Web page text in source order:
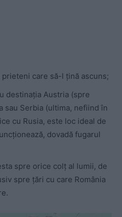
prieteni care să-l țină ascuns;
destinația Austria (spre
sau Serbia (ultima, nefiind în
cu Rusia, este loc ideal de
dovadă fugarul
spre orice colț al lumii, de
spre țări cu care România